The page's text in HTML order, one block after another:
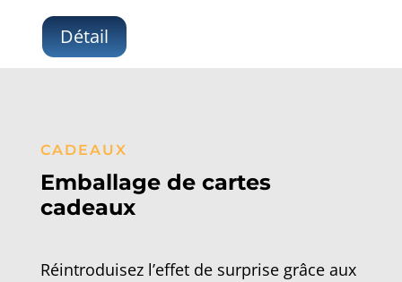
Détail
CADEAUX
Emballage de cartes
cadeaux
Réintroduisez l’effet de surprise grâce aux